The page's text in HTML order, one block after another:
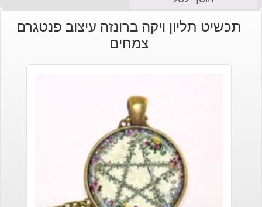
תכשיט תליון ויקה ברונזה עיצוב פנטגרם
צמחים